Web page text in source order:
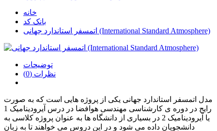
خانه
بانک کد
اتمسفر استاندارد جهانی (International Standard Atmosphere)
توضیحات
نظرات (0)
مدل اتمسفر استاندارد جهانی یکی از پروژه هایی است که به صورت
رایج در دوره ی کارشناسی مهندسی هوافضا در درس آیرودینامیک 1
یا آیرودینامیک 2 در بسیاری از دانشگاه ها به عنوان پروژه کلاسی به
دانشجویان داده می شود و در این دروس می خواهند تا به زبان